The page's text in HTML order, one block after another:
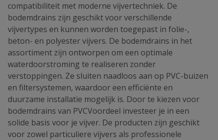
compatibiliteit met moderne vijvertechniek. De
bodemdrains zijn geschikt voor verschillende
vijvertypes en kunnen worden toegepast in folie-,
beton- en polyester vijvers. De bodemdrains in het
assortiment zijn ontworpen om een optimale
waterdoorstroming te realiseren zonder
verstoppingen. Ze sluiten naadloos aan op PVC-buizen
en filtersystemen, waardoor een efficiënte en
duurzame installatie mogelijk is. Door te kiezen voor
bodemdrains van PVCVoordeel investeer je in een
solide basis voor je vijver. De producten zijn geschikt
voor zowel particuliere vijvers als professionele